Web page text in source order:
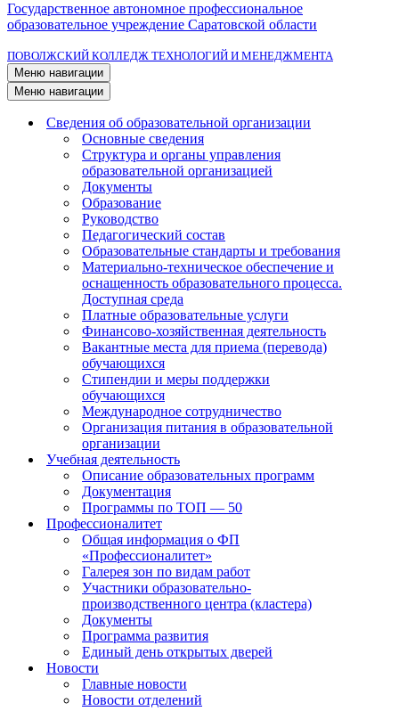
Государственное автономное профессиональное
образовательное учреждение Саратовской области
ПОВОЛЖСКИЙ КОЛЛЕДЖ ТЕХНОЛОГИЙ И МЕНЕДЖМЕНТА
Меню навигации
Меню навигации
Сведения об образовательной организации
Основные сведения
Структура и органы управления
образовательной организацией
Документы
Образование
Руководство
Педагогический состав
Образовательные стандарты и требования
Материально-техническое обеспечение и
оснащенность образовательного процесса.
Доступная среда
Платные образовательные услуги
Финансово-хозяйственная деятельность
Вакантные места для приема (перевода)
обучающихся
Стипендии и меры поддержки
обучающихся
Международное сотрудничество
Организация питания в образовательной
организации
Учебная деятельность
Описание образовательных программ
Документация
Программы по ТОП — 50
Профессионалитет
Общая информация о ФП
«Профессионалитет»
Галерея зон по видам работ
Участники образовательно-
производственного центра (кластера)
Документы
Программа развития
Единый день открытых дверей
Новости
Главные новости
Новости отделений